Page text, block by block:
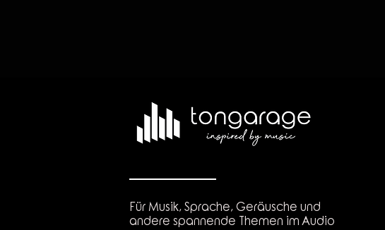
Für Musik, Sprache, Geräusche und
andere spannende Themen im Audio